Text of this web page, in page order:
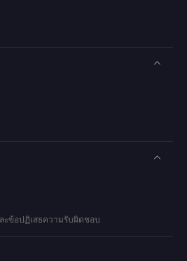
ะข้อปฏิเสธความรับผิดชอบ